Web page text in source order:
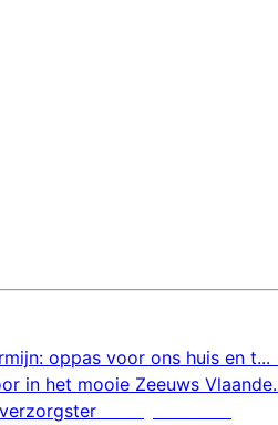
oppas voor ons huis en t...
in het mooie Zeeuws